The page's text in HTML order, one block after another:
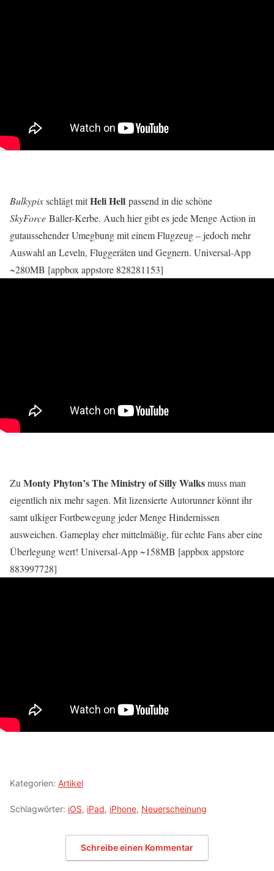
Bulkypixschlägt mitHeli Hell passend in die schöne
SkyForce Baller-Kerbe. Auch hier gibt es jede Menge Action in
gutaussehender Umegbung mit einem Flugzeug – jedoch mehr
Auswahl an Leveln, Fluggeräten und Gegnern. Universal-App
~280MB [appbox appstore 828281153]
Zu Monty Phyton’s The Ministry of Silly Walksmuss man
eigentlich nix mehr sagen. Mit lizensierte Autorunner könnt ihr
samt ulkiger Fortbewegung jeder Menge Hindernissen
ausweichen. Gameplay eher mittelmäßig, für echte Fans aber eine
Überlegung wert! Universal-App ~158MB [appbox appstore
883997728]
Kategorien: Artikel
Schlagwörter: iOS, iPad, iPhone, Neuerscheinung
Schreibe einen Kommentar